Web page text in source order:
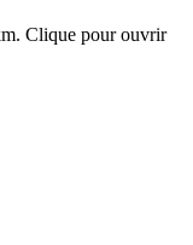
Clique pour ouvrir